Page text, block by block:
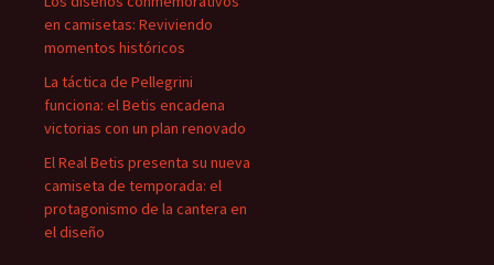
en camisetas: Reviviendo
momentos históricos
La táctica de Pellegrini
funciona: el Betis encadena
victorias con un plan renovado
El Real Betis presenta su nueva
camiseta de temporada: el
protagonismo de la cantera en
el diseño